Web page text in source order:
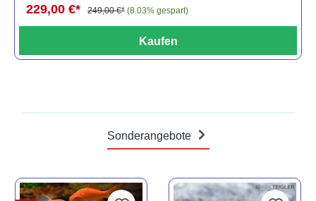
229,00 €* 249,00 €* (8.03% gespart)
Kaufen
Sonderangebote